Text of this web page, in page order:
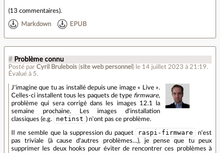
(13 commentaires).
Markdown EPUB
# Problème connu
Posté par Cyril Brulebois (site web personnel ) le 14 juillet 2023 à 21:19.
Évalué à 5.
J'imagine que tu as installé depuis une image « Live ».
Celles-ci installent tous les paquets de type firmware,
problème qui sera corrigé dans les images 12.1 la
semaine prochaine. Les images d'installation
classiques (e.g.
netinst ) n'ont pas ce problème.
Il me semble que la suppression du paquet raspi-firmware
n'est
pas triviale (à cause d'autres problèmes…), je pense que tu peux
supprimer les deux hooks pour éviter de rencontrer ces problèmes à